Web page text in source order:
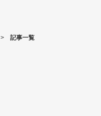
> 記事一覧